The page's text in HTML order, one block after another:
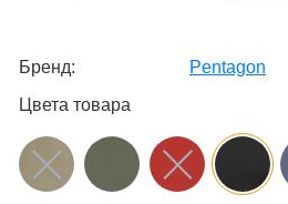
Бренд:
Pentagon
Цвета товара